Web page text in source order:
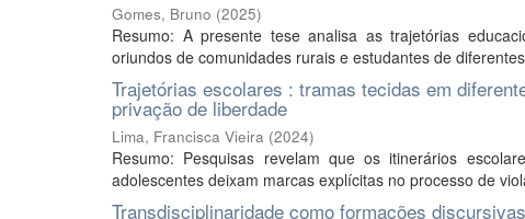
Gomes, Bruno (2025)
Resumo: A presente tese analisa as trajetórias
oriundos de comunidades rurais e estudantes de
Trajetórias escolares : tramas tecidas em
privação de liberdade
Lima, Francisca Vieira (2024)
Resumo: Pesquisas revelam que os itinerários
adolescentes deixam marcas explícitas no processo de
Transdisciplinaridade como formações